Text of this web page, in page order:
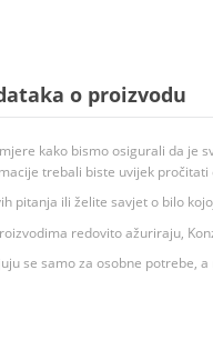
o proizvodu
kako bismo osigurali da je
trebali biste uvijek
pitanja ili želite savjet o bilo
redovito ažuriraju,
se samo za osobne potrebe,